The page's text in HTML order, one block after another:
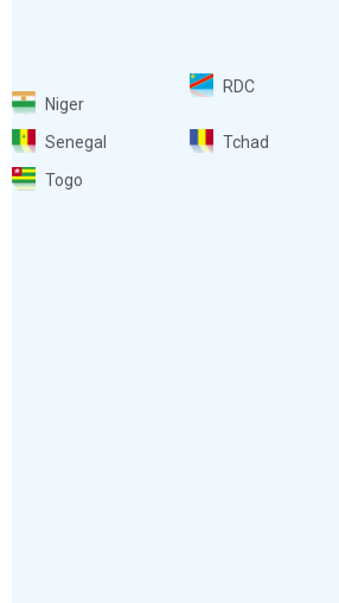
Niger
RDC
Senegal
Tchad
Togo